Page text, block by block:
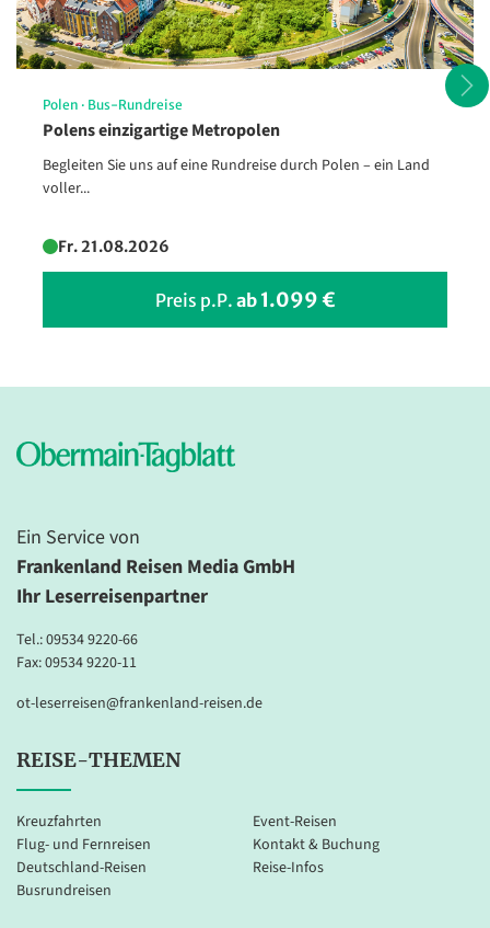
Alhambra in Granada, Spanien
© M.studio
Polen · Bus-Rundreise
Polens einzigartige Metropolen
Begleiten Sie uns auf eine Rundreise durch Polen – ein Land
voller...
Fr. 21.08.2026
Preis p.P. ab 1.099 €
Ein Service von
Frankenland Reisen Media GmbH
Ihr Leserreisenpartner
Tel.:09534 9220-66
Fax: 09534 9220-11
ot-leserreisen@frankenland-reisen.de
REISE-THEMEN
Kreuzfahrten
Flug- und Fernreisen
Deutschland-Reisen
Busrundreisen
Event-Reisen
Kontakt & Buchung
Reise-Infos